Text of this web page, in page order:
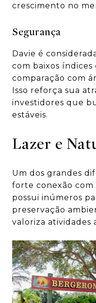
crescimento no
Segurança
Davie é
com baixos
comparação com
Isso reforça sua
investidores que
estáveis.
Lazer e
Um dos grandes
forte conexão com
possui inúmeros
preservação
valoriza atividades